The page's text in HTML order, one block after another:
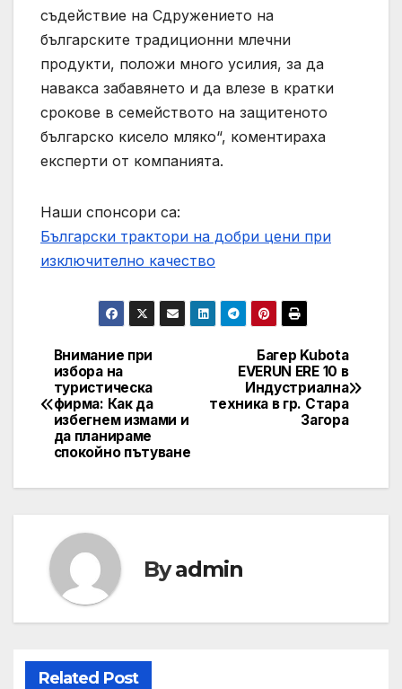
съдействие на Сдружението на
българските традиционни млечни
продукти, положи много усилия, за да
навакса забавянето и да влезе в кратки
срокове в семейството на защитеното
българско кисело мляко“, коментираха
експерти от компанията.
Наши спонсори са:
Български трактори на добри цени при
изключително качество
Post
navigation
Багер Kubota
EVERUN ERE 10 в
Индустриална
техника в гр. Стара
Загора
Внимание при
избора на
туристическа
фирма: Как да
избегнем измами и
да планираме
спокойно пътуване
Byadmin
Related Post